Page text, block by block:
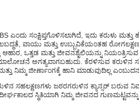
ಎಂದು ಸಂಕ್ಷಿಪ್ತಗೊಳಿಸಲಾಗಿದೆ, ಇದು ಕರುಳು
ವಾಯು ಮತ್ತು ಉಬ್ಬುವಿಕೆಯಂತಹ
ಆಹಾರ, ಒತ್ತಡ ಮತ್ತು ಜೀವನಶೈಲಿಯನ್ನು
ಅಗತ್ಯವಾಗಬಹುದು. ಕೆರಳಿಸುವ
ನಿಮ್ಮ ಜೀರ್ಣಾಂಗಕ್ಕೆ ಹಾನಿ ಮಾಡುವುದಿಲ್ಲ
ಸಹಲಕ್ಷಣಗಳು ಜಠರಗರುಳಿನ ಕ್ಯಾನ್ಸರ್ ಬರುವ
ಸ್ಥಿತಿಯಾಗಿ ನಿಮ್ಮ ಜೀವನದ